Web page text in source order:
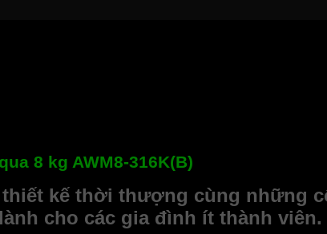
8 kg AWM8-316K(B)
thiết kế thời thượng cùng những
cho các gia đình ít thành viên.